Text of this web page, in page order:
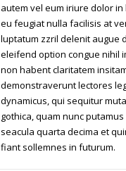
autem vel eum iriure dolor
eu feugiat nulla facilisis at
luptatum zzril delenit augue
eleifend option congue nihil
non habent claritatem
demonstraverunt lectores
dynamicus, qui sequitur
gothica, quam nunc
seacula quarta decima et
fiant sollemnes in futurum.